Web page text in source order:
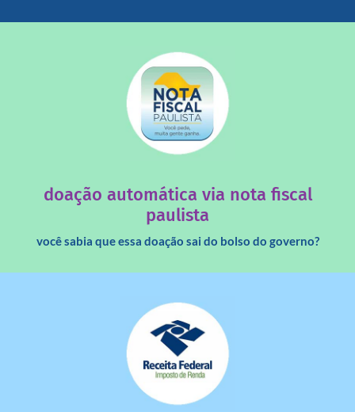
doação automática via nota fiscal
paulista
você sabia que essa doação sai do bolso do governo?
saiba mais
dinheiro deixa de ir para o governo?
saiba mais